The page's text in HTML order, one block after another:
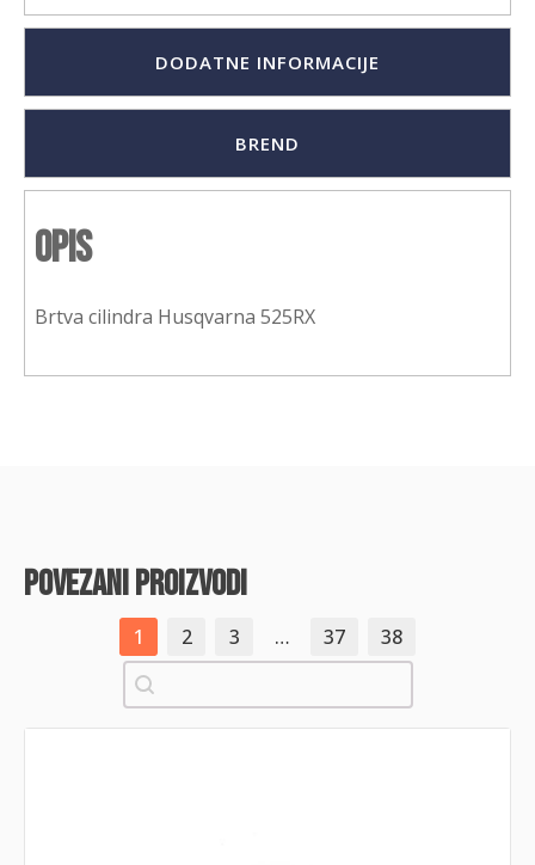
DODATNE INFORMACIJE
BREND
Opis
Brtva cilindra Husqvarna 525RX
povezani proizvodi
1 2 3 … 37
38
Pretraži